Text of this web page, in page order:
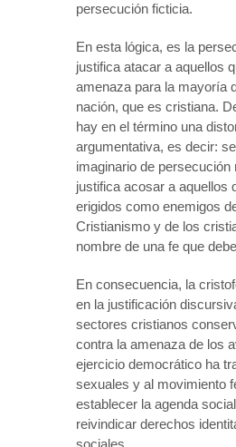
persecución ficticia.
En esta lógica, es la
justifica atacar a aquellos
amenaza para la mayoría
nación, que es cristiana.
hay en el término una
argumentativa, es decir:
imaginario de persecución
justifica acosar a aquellos
erigidos como enemigos
Cristianismo y de los
nombre de una fe que
En consecuencia, la
en la justificación
sectores cristianos
contra la amenaza de los
ejercicio democrático ha
sexuales y al movimiento
establecer la agenda
reivindicar derechos
sociales.